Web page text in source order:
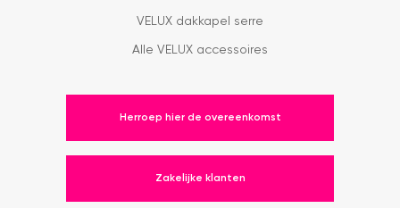
VELUX dakkapel serre
Alle VELUX accessoires
Herroep hier de overeenkomst
Zakelijke klanten